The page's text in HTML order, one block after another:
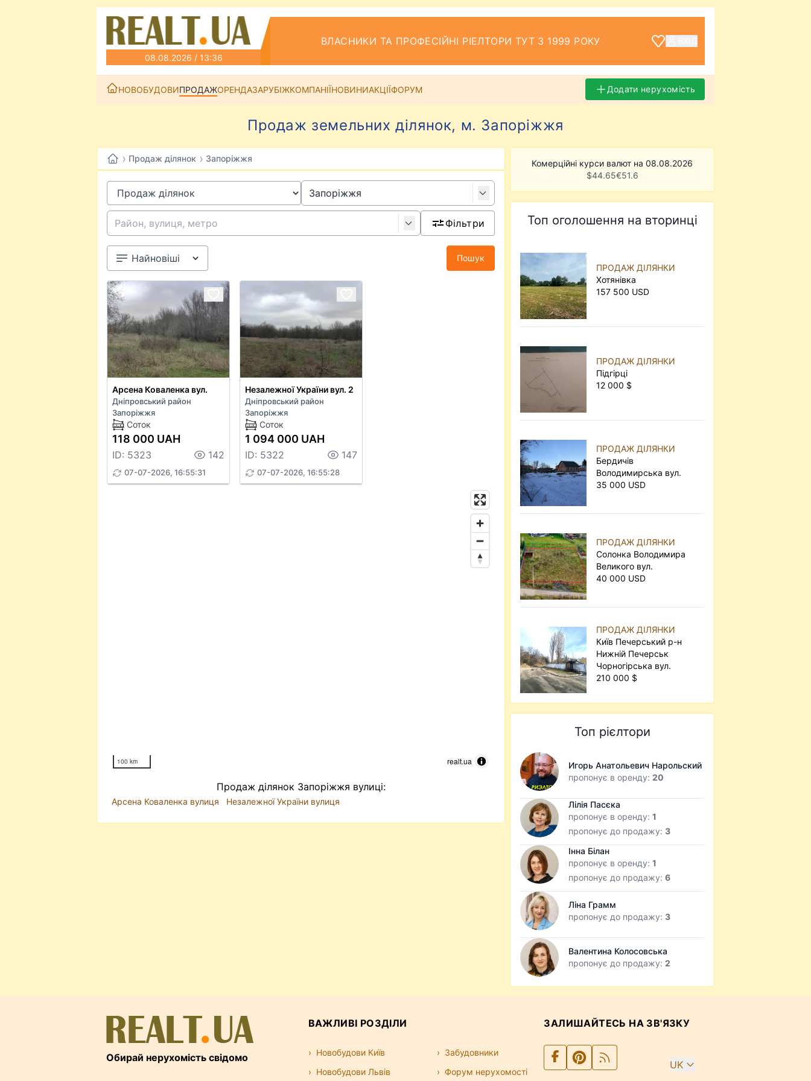
08.08.2026 / 13:36
ВЛАСНИКИ ТА ПРОФЕСІЙНІ РІЕЛТОРИ ТУТ З 1999 РОКУ
НОВОБУДОВИПРОДАЖОРЕНДАЗАРУБІЖКОМПАНІЇНОВИНИАКЦІЇФОРУМ Додати нерухомість
Продаж земельних ділянок, м. Запоріжжя
› Продаж ділянок › Запоріжжя
Фільтри
Пошук
Арсена Коваленка вул.
Дніпровський район
Запоріжжя
Соток
118 000 UAH
ID: 5323 142
07-07-2026, 16:55:31
Незалежної України вул. 2
Дніпровський район
Запоріжжя
Соток
1 094 000 UAH
ID: 5322 147
07-07-2026, 16:55:28
100 km realt.ua
Продаж ділянок Запоріжжя вулиці:
Арсена Коваленка вулиця Незалежної України вулиця
Комерційні курси валют на 08.08.2026
$44.65€51.6
Топ оголошення на вторинці
ПРОДАЖ ДІЛЯНКИ
Хотянівка
157 500 USD
ПРОДАЖ ДІЛЯНКИ
Підгірці
12 000 $
ПРОДАЖ ДІЛЯНКИ
Бердичів
Володимирська вул.
35 000 USD
ПРОДАЖ ДІЛЯНКИ
Солонка Володимира
Великого вул.
40 000 USD
ПРОДАЖ ДІЛЯНКИ
Київ Печерський р-н
Нижній Печерськ
Чорногірська вул.
210 000 $
Топ рієлтори
Игорь Анатольевич Нарольский
пропонує в оренду:20
Лілія Пасєка
пропонує в оренду:1
пропонує до продажу: 3
Інна Білан
пропонує в оренду:1
пропонує до продажу:6
Ліна Грамм
пропонує до продажу: 3
Валентина Колосовська
пропонує до продажу:2
Обирай нерухомість свідомо
ВАЖЛИВІ РОЗДІЛИ
Новобудови Київ
Новобудови Львів
Забудовники
Форум нерухомості
ЗАЛИШАЙТЕСЬ НА ЗВ'ЯЗКУ
UK